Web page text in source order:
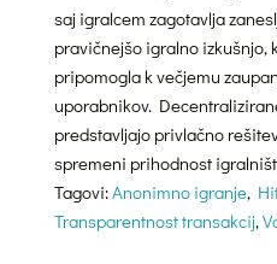
saj igralcem zagotavlja
pravičnejšo igralno izkušnjo,
pripomogla k večjemu
uporabnikov.
predstavljajo privlačno
spremeni prihodnost
Tagovi:Anonimno igranje,
Transparentnost transakcij,